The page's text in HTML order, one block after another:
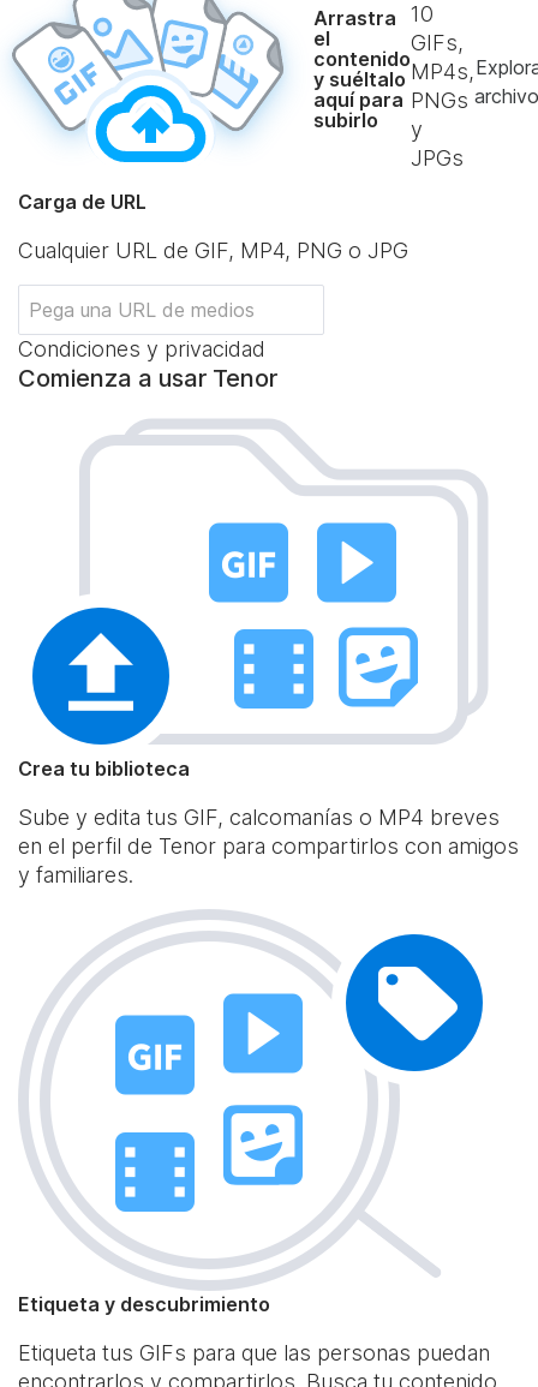
Arrastra
el
contenido
y suéltalo
aquí para
subirlo
10
GIFs,
MP4s,
PNGs
y
JPGs
Carga de URL
Cualquier URL de GIF, MP4, PNG o JPG
Condiciones y privacidad
Comienza a usar Tenor
Crea tu biblioteca
Sube y edita tus GIF, calcomanías o MP4 breves
en el perfil de Tenor para compartirlos con amigos
y familiares.
Etiqueta y descubrimiento
Etiqueta tus GIFs para que las personas puedan
encontrarlos y compartirlos. Busca tu contenido